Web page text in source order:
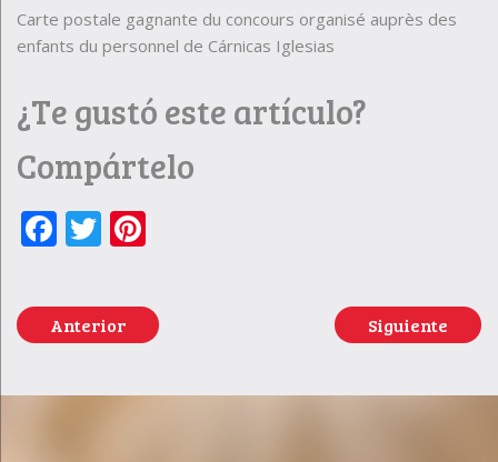
Carte postale gagnante du concours organisé auprès des
enfants du personnel de Cárnicas Iglesias
¿Te gustó este artículo?
Compártelo
Facebook
Twitter
Anterior Siguiente